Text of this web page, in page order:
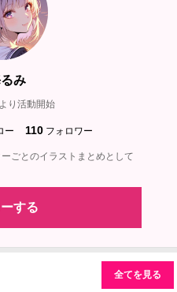
み
り活動開始
ー 110 フォロワー
ごとのイラストまとめとして
する
全てを見る